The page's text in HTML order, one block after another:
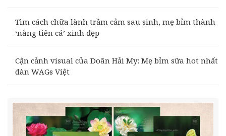
Tìm cách chữa lành trầm cảm sau sinh, mẹ bỉm thành
‘nàng tiên cá’ xinh đẹp
Cận cảnh visual của Doãn Hải My: Mẹ bỉm sữa hot nhất
dàn WAGs Việt